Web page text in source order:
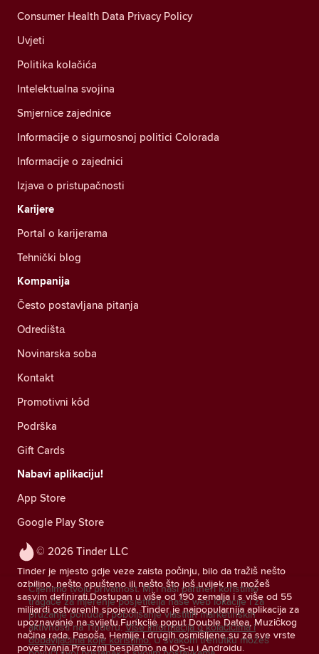
© 2026 Tinder LLC
Tinder je mjesto gdje veze zaista počinju, bilo da tražiš nešto
ozbiljno, nešto opušteno ili nešto što još uvijek ne možeš
sasvim definirati.Dostupan u više od 190 zemalja i s više od 55
milijardi ostvarenih spojeva, Tinder je najpopularnija aplikacija za
upoznavanje na svijetu.Funkcije poput Double Datea, Muzičkog
načina rada, Pasoša, Hemije i drugih osmišljene su za sve vrste
povezivanja.Preuzmi besplatno na iOS-u i Androidu.
Consumer Health Data Privacy Policy
Uvjeti
Politika kolačića
Intelektualna svojina
Smjernice zajednice
Informacije o sigurnosnoj politici Colorada
Informacije o zajednici
Izjava o pristupačnosti
Karijere
Portal o karijerama
Tehnički blog
Kompanija
Često postavljana pitanja
Odredištа
Novinarska soba
Kontakt
Promotivni kôd
Podrška
Gift Cards
Nabavi aplikaciju!
App Store
Google Play Store
Cijenimo tvoju privatnost. Mi i naši partneri koristimo
tragače za mjerenje posjetitelja naše web lokacije i za
pružanje ponuda i poboljšanje vlastitih marketinških
aktivnosti na Tinderu. Više informacija o kolačićima i
dobavljačima koje koristimo. U svakom trenutku možeš